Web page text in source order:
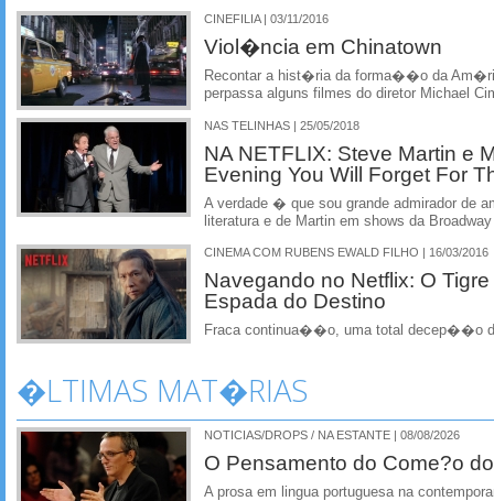
CINEFILIA | 03/11/2016
Viol�ncia em Chinatown
Recontar a hist�ria da forma��o da
perpassa alguns filmes do diretor Michael
NAS TELINHAS | 25/05/2018
NA NETFLIX: Steve Martin e
Evening You Will Forget For
A verdade � que sou grande admirador de
literatura e de Martin em shows da Broadway
CINEMA COM RUBENS EWALD FILHO | 16/03/2016
Navegando no Netflix: O
Espada do Destino
Fraca continua��o, uma total decep��o
�LTIMAS MAT�RIAS
NOTICIAS/DROPS / NA ESTANTE | 08/08/2026
O Pensamento do Come?o
A prosa em lingua portuguesa na